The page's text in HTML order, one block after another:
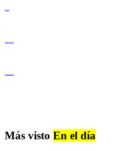
Más visto En el día